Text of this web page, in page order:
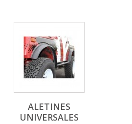
ALETINES
UNIVERSALES